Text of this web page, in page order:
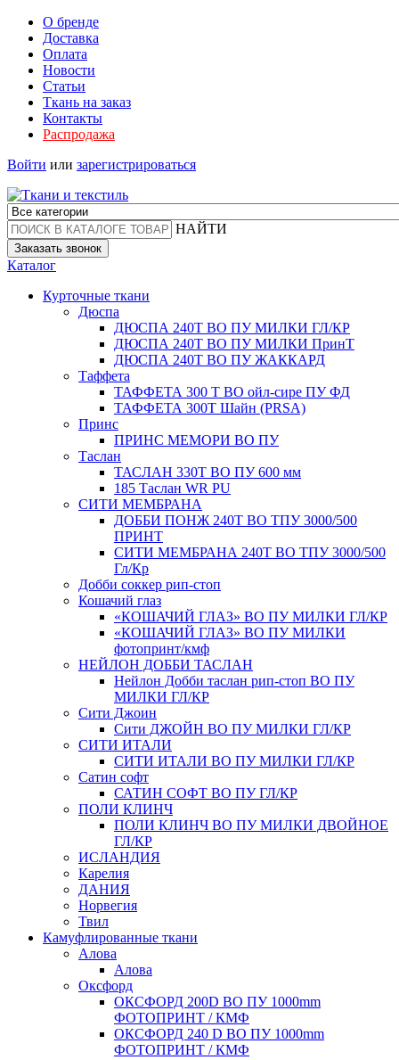
О бренде
Доставка
Оплата
Новости
Статьи
Ткань на заказ
Контакты
Распродажа
Войти или зарегистрироваться
НАЙТИ
Заказать звонок
Каталог
Курточные ткани
Дюспа
ДЮСПА 240Т ВО ПУ МИЛКИ ГЛ/КР
ДЮСПА 240Т ВО ПУ МИЛКИ ПринТ
ДЮСПА 240Т ВО ПУ ЖАККАРД
Таффета
ТАФФЕТА 300 Т ВО ойл-сире ПУ ФД
ТАФФЕТА 300Т Шайн (PRSA)
Принс
ПРИНС МЕМОРИ ВО ПУ
Таслан
ТАСЛАН 330T ВО ПУ 600 мм
185 Таслан WR PU
СИТИ МЕМБРАНА
ДОББИ ПОНЖ 240Т ВО ТПУ 3000/500
ПРИНТ
СИТИ МЕМБРАНА 240Т ВО ТПУ 3000/500
Гл/Кр
Добби соккер рип-стоп
Кошачий глаз
«КОШАЧИЙ ГЛАЗ» ВО ПУ МИЛКИ ГЛ/КР
«КОШАЧИЙ ГЛАЗ» ВО ПУ МИЛКИ
фотопринт/кмф
НЕЙЛОН ДОББИ ТАСЛАН
Нейлон Добби таслан рип-стоп ВО ПУ
МИЛКИ ГЛ/КР
Сити Джоин
Сити ДЖОЙН ВО ПУ МИЛКИ ГЛ/КР
СИТИ ИТАЛИ
СИТИ ИТАЛИ ВО ПУ МИЛКИ ГЛ/КР
Сатин софт
САТИН СОФТ ВО ПУ ГЛ/КР
ПОЛИ КЛИНЧ
ПОЛИ КЛИНЧ ВО ПУ МИЛКИ ДВОЙНОЕ
ГЛ/КР
ИСЛАНДИЯ
Карелия
ДАНИЯ
Норвегия
Твил
Камуфлированные ткани
Алова
Алова
Оксфорд
ОКСФОРД 200D ВО ПУ 1000mm
ФОТОПРИНТ / КМФ
ОКСФОРД 240 D ВО ПУ 1000mm
ФОТОПРИНТ / КМФ